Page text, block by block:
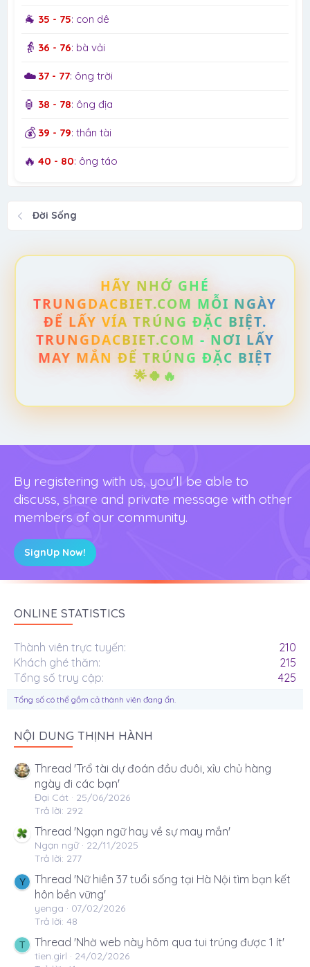
🐐 35 - 75: con dê
👵 36 - 76: bà vải
☁️ 37 - 77: ông trời
🏮 38 - 78: ông địa
💰 39 - 79: thần tài
🔥 40 - 80: ông táo
Đời Sống
HÃY NHỚ GHÉ
TRUNGDACBIET.COM MỖI NGÀY
ĐỂ LẤY VÍA TRÚNG ĐẶC BIỆT.
TRUNGDACBIET.COM - NƠI LẤY
MAY MẮN ĐỂ TRÚNG ĐẶC BIỆT
🌟🍀🔥
By registering with us, you'll be able to
discuss, share and private message with other
members of our community.
SignUp Now!
ONLINE STATISTICS
Thành viên trực tuyến
210
Khách ghé thăm
215
Tổng số truy cập
425
Tổng số có thể gồm cả thành viên đang ẩn.
NỘI DUNG THỊNH HÀNH
Thread 'Trổ tài dự đoán đầu đuôi, xỉu chủ hàng
ngày đi các bạn'
Đại Cát
25/06/2026
Trả lời: 292
Thread 'Ngạn ngữ hay về sự may mắn'
Ngạn ngữ
22/11/2025
Trả lời: 277
Y
Thread 'Nữ hiền 37 tuổi sống tại Hà Nội tìm bạn kết
hôn bền vững'
yenga
07/02/2026
Trả lời: 48
T Thread 'Nhờ web này hôm qua tui trúng được 1 ít'
tien.girl
24/02/2026